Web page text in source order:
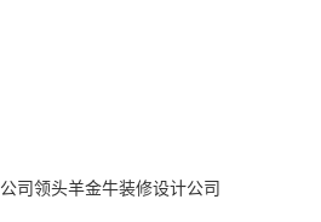
司领头羊金牛装修设计公司